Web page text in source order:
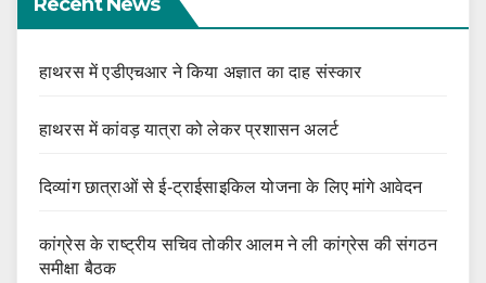
हाथरस में एडीएचआर ने किया अज्ञात का दाह संस्कार
हाथरस में कांवड़ यात्रा को लेकर प्रशासन अलर्ट
दिव्यांग छात्राओं से ई-ट्राईसाइकिल योजना के लिए मांगे आवेदन
कांग्रेस के राष्ट्रीय सचिव तोकीर आलम ने ली कांग्रेस की संगठन
समीक्षा बैठक